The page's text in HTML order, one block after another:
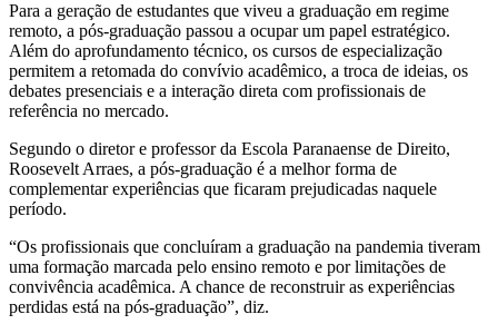
Para a geração de estudantes que viveu a graduação em regime
remoto, a pós-graduação passou a ocupar um papel estratégico.
Além do aprofundamento técnico, os cursos de especialização
permitem a retomada do convívio acadêmico, a troca de ideias, os
debates presenciais e a interação direta com profissionais de
referência no mercado.
Segundo o diretor e professor da Escola Paranaense de Direito,
Roosevelt Arraes, a pós-graduação é a melhor forma de
complementar experiências que ficaram prejudicadas naquele
período.
“Os profissionais que concluíram a graduação na pandemia tiveram
uma formação marcada pelo ensino remoto e por limitações de
convivência acadêmica. A chance de reconstruir as experiências
perdidas está na pós-graduação”, diz.